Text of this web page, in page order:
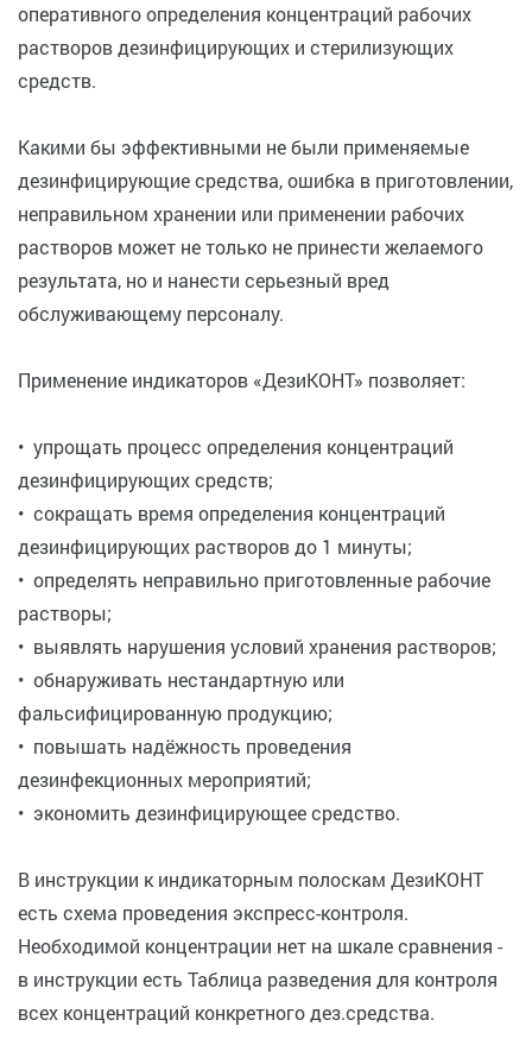
оперативного определения концентраций рабочих
растворов дезинфицирующих и стерилизующих
средств.
Какими бы эффективными не были применяемые
дезинфицирующие средства, ошибка в приготовлении,
неправильном хранении или применении рабочих
растворов может не только не принести желаемого
результата, но и нанести серьезный вред
обслуживающему персоналу.
Применение индикаторов «ДезиКОНТ» позволяет:
• упрощать процесс определения концентраций
дезинфицирующих средств;
• сокращать время определения концентраций
дезинфицирующих растворов до 1 минуты;
• определять неправильно приготовленные рабочие
растворы;
• выявлять нарушения условий хранения растворов;
• обнаруживать нестандартную или
фальсифицированную продукцию;
• повышать надёжность проведения
дезинфекционных мероприятий;
• экономить дезинфицирующее средство.
В инструкции к индикаторным полоскам ДезиКОНТ
есть схема проведения экспресс-контроля.
Необходимой концентрации нет на шкале сравнения -
в инструкции есть Таблица разведения для контроля
всех концентраций конкретного дез.средства.